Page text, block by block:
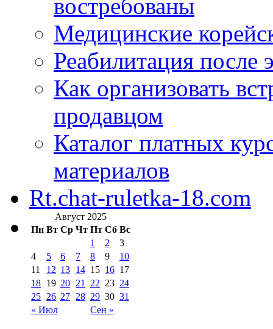
востребованы
Медицинские
Реабилитация после
Как организовать
продавцом
Каталог платных
материалов
Rt.chat-ruletka-18.com
Август 2025
Пн Вт Ср Чт Пт Сб Вс
« Июл Сен »
1 2
3
4
5 6 7 8 9
10
11
12 13 14 15 16 17
18 19 20 21 22 23 24
25 26 27 28 29 30 31